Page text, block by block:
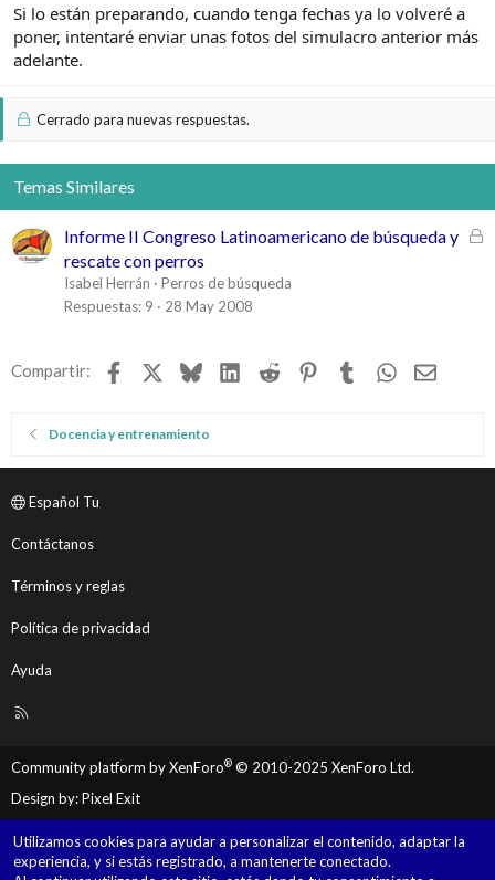
Si lo están preparando, cuando tenga fechas ya lo volveré a
poner, intentaré enviar unas fotos del simulacro anterior más
adelante.
Cerrado para nuevas respuestas.
Temas Similares
C
Informe II Congreso Latinoamericano de búsqueda y
rescate con perros
Isabel Herrán
Perros de búsqueda
Respuestas 9 28 May 2008
Compartir: Facebook BlueskyLinkedIn
Reddit Pinterest
TumblrWhatsApp
Email
Docencia y entrenamiento
Español Tu
Contáctanos
Términos y reglas
Política de privacidad
Ayuda
R
Community platform by XenForo® © 2010-2025 XenForo Ltd.
Design by:Pixel Exit
Utilizamos cookies para ayudar a personalizar el contenido, adaptar la
experiencia, y si estás registrado, a mantenerte conectado.